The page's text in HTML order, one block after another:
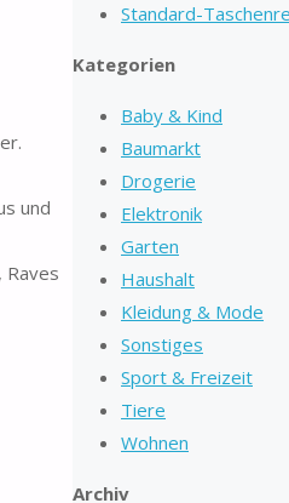
und
Raves
Standard-
Kategorien
Baby & Kind
Baumarkt
Drogerie
Elektronik
Garten
Haushalt
Kleidung & Mode
Sonstiges
Sport & Freizeit
Tiere
Wohnen
Archiv